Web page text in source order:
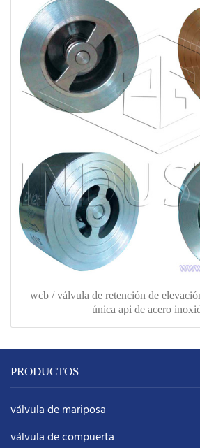
wcb / válvula de retención de
única api de acero
PRODUCTOS
válvula de mariposa
válvula de compuerta